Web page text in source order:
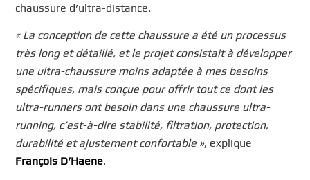
chaussure d’ultra-distance.
« La conception de cette chaussure a été un processus
très long et détaillé, et le projet consistait à développer
une ultra-chaussure moins adaptée à mes besoins
spécifiques, mais conçue pour offrir tout ce dont les
ultra-runners ont besoin dans une chaussure ultra-
running, c’est-à-dire stabilité, filtration, protection,
durabilité et ajustement confortable », explique
François D’Haene.